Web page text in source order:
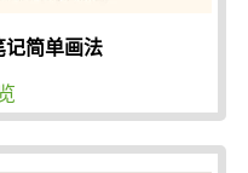
简单画法